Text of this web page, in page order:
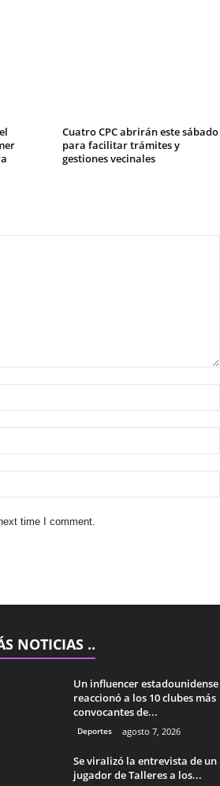
Cuatro CPC abrirán este sábado
para facilitar trámites y
gestiones vecinales
time I comment.
NOTICIAS ..
Un influencer estadounidense
reaccionó a los 10 clubes más
convocantes de...
Deportes agosto 7, 2026
Se viralizó la entrevista de un
jugador de Talleres a los...